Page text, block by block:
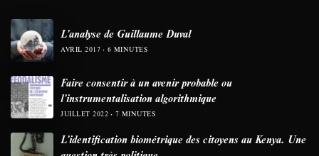
L’analyse de Guillaume Duval
AVRIL 2017 6 MINUTES
Faire consentir à un avenir probable ou
l’instrumentalisation algorithmique
JUILLET 2022 7 MINUTES
L’identification biométrique des citoyens au Kenya. Une